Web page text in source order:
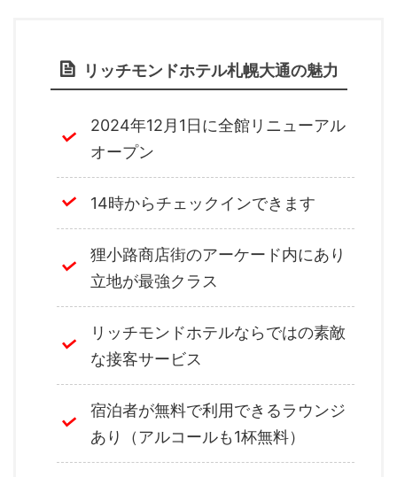
リッチモンドホテル札幌大通の魅力
2024年12月1日に全館リニューアル
オープン
14時からチェックインできます
狸小路商店街のアーケード内にあり
立地が最強クラス
リッチモンドホテルならではの素敵
な接客サービス
宿泊者が無料で利用できるラウンジ
あり（アルコールも1杯無料）